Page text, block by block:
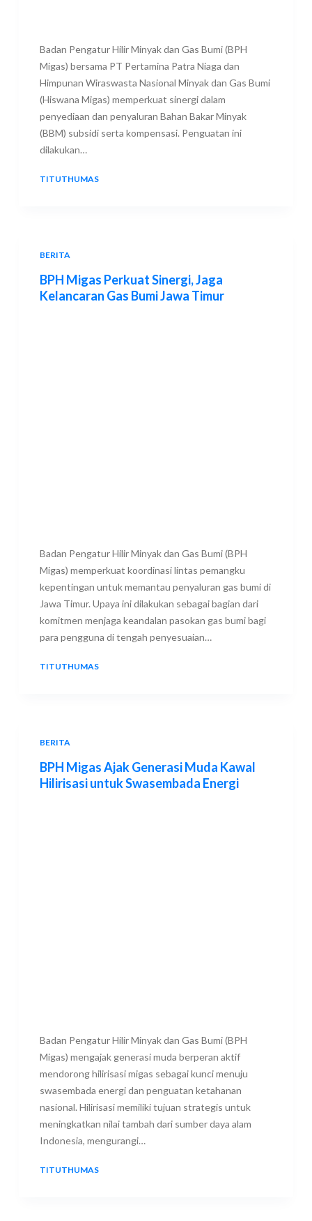
Badan Pengatur Hilir Minyak dan Gas Bumi (BPH
Migas) bersama PT Pertamina Patra Niaga dan
Himpunan Wiraswasta Nasional Minyak dan Gas Bumi
(Hiswana Migas) memperkuat sinergi dalam
penyediaan dan penyaluran Bahan Bakar Minyak
(BBM) subsidi serta kompensasi. Penguatan ini
dilakukan…
TITUTHUMAS
BERITA
BPH Migas Perkuat Sinergi, Jaga
Kelancaran Gas Bumi Jawa Timur
Badan Pengatur Hilir Minyak dan Gas Bumi (BPH
Migas) memperkuat koordinasi lintas pemangku
kepentingan untuk memantau penyaluran gas bumi di
Jawa Timur. Upaya ini dilakukan sebagai bagian dari
komitmen menjaga keandalan pasokan gas bumi bagi
para pengguna di tengah penyesuaian…
TITUTHUMAS
BERITA
BPH Migas Ajak Generasi Muda Kawal
Hilirisasi untuk Swasembada Energi
Badan Pengatur Hilir Minyak dan Gas Bumi (BPH
Migas) mengajak generasi muda berperan aktif
mendorong hilirisasi migas sebagai kunci menuju
swasembada energi dan penguatan ketahanan
nasional. Hilirisasi memiliki tujuan strategis untuk
meningkatkan nilai tambah dari sumber daya alam
Indonesia, mengurangi…
TITUTHUMAS